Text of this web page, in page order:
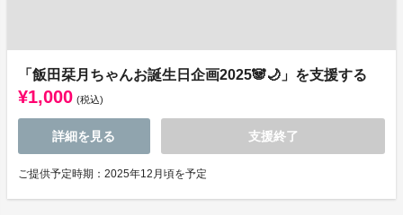
「飯田栞月ちゃんお誕生日企画2025🐼🌙」を支援する
¥1,000 (税込)
詳細を見る 支援終了
ご提供予定時期：2025年12月頃を予定